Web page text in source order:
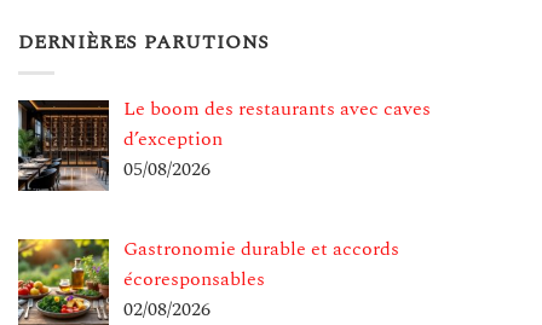
DERNIÈRES PARUTIONS
Le boom des restaurants avec caves
d’exception
05/08/2026
Gastronomie durable et accords
écoresponsables
02/08/2026